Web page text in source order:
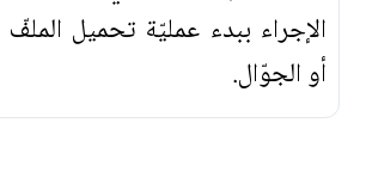
الإجراء ببدء عمليّة تحميل
أو الجوّال.